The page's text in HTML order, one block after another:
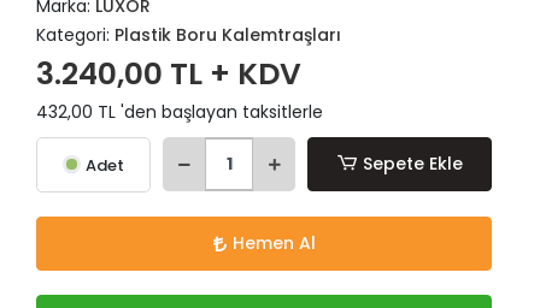
Marka: LUXOR
Kategori: Plastik Boru Kalemtraşları
3.240,00 TL + KDV
432,00 TL 'den başlayan taksitlerle
Adet Sepete Ekle
Hemen Al